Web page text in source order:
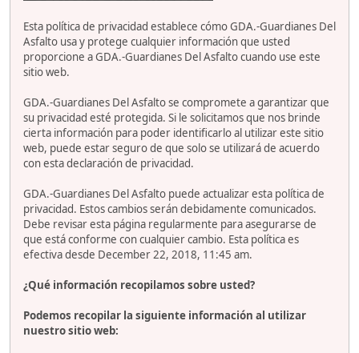
Esta política de privacidad establece cómo GDA.-Guardianes Del
Asfalto usa y protege cualquier información que usted
proporcione a GDA.-Guardianes Del Asfalto cuando use este
sitio web.
GDA.-Guardianes Del Asfalto se compromete a garantizar que
su privacidad esté protegida. Si le solicitamos que nos brinde
cierta información para poder identificarlo al utilizar este sitio
web, puede estar seguro de que solo se utilizará de acuerdo
con esta declaración de privacidad.
GDA.-Guardianes Del Asfalto puede actualizar esta política de
privacidad. Estos cambios serán debidamente comunicados.
Debe revisar esta página regularmente para asegurarse de
que está conforme con cualquier cambio. Esta política es
efectiva desde December 22, 2018, 11:45 am.
¿Qué información recopilamos sobre usted?
Podemos recopilar la siguiente información al utilizar
nuestro sitio web: